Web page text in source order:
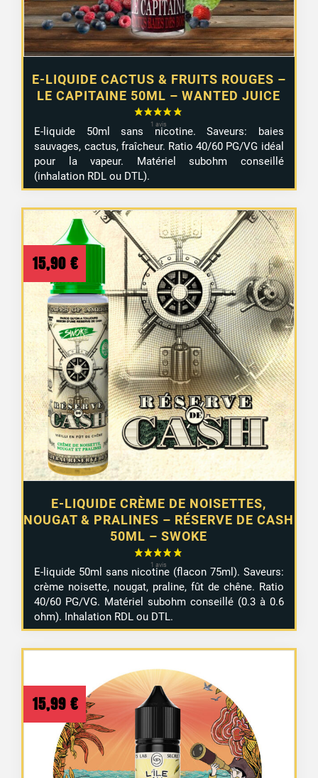
E-LIQUIDE CACTUS & FRUITS ROUGES –
LE CAPITAINE 50ML – WANTED JUICE
E-liquide 50ml sans nicotine. Saveurs: baies
sauvages, cactus, fraîcheur. Ratio 40/60 PG/VG idéal
pour la vapeur. Matériel subohm conseillé
(inhalation RDL ou DTL).
E-LIQUIDE CRÈME DE NOISETTES,
NOUGAT & PRALINES – RÉSERVE DE CASH
50ML – SWOKE
15,90 €
E-liquide 50ml sans nicotine (flacon 75ml). Saveurs:
crème noisette, nougat, praline, fût de chêne. Ratio
40/60 PG/VG. Matériel subohm conseillé (0.3 à 0.6
ohm). Inhalation RDL ou DTL.
15,99 €